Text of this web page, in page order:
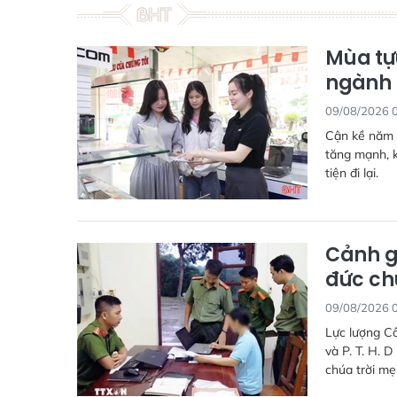
Mùa
09/08/2026
Cận kề
tăng mạnh,
tiện đi lại.
Cảnh
đức
09/08/2026
Lực lượng
và P. T. H.
chúa trời